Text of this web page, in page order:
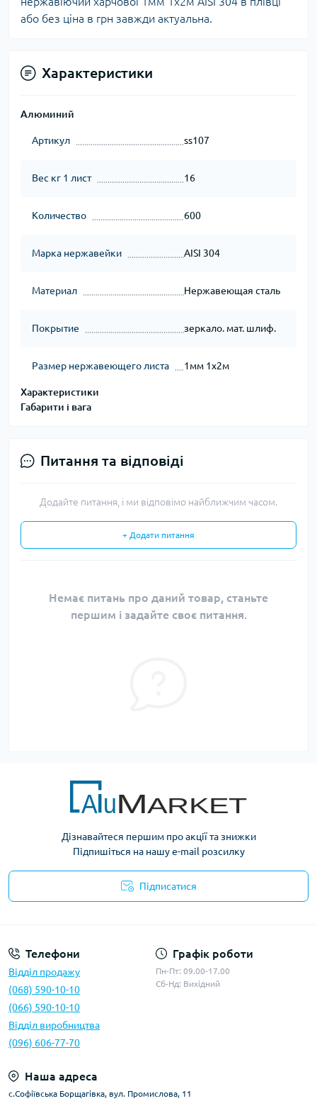
або без ціна в грн завжди актуальна.
Характеристики
Алюминий
Артикул ss107
Вес кг 1 лист 16
Количество 600
Марка нержавейки AISI 304
Материал Нержавеющая сталь
Покрытие зеркало. мат. шлиф.
Размер нержавеющего листа 1мм 1х2м
Характеристики
Габарити і вага
Питання та відповіді
Додайте питання, і ми відповімо найближчим часом.
+ Додати питання
Немає питань про даний товар, станьте
першим і задайте своє питання.
Дізнавайтеся першим про акції та знижки
Підпишіться на нашу e-mail розсилку
Підписатися
Телефони
Відділ продажу
(068) 590-10-10
(066) 590-10-10
Відділ виробництва
(096) 606-77-70
Графік роботи
Пн-Пт: 09.00-17.00
Сб-Нд: Вихідний
Наша адреса
с.Софіївська Борщагівка, вул. Промислова, 11